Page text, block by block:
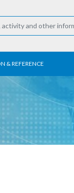
& REFERENCE